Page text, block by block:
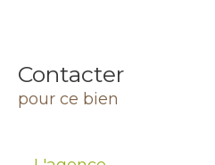
Contacter
pour ce bien